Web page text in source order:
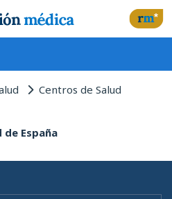
Centros de Salud
de España